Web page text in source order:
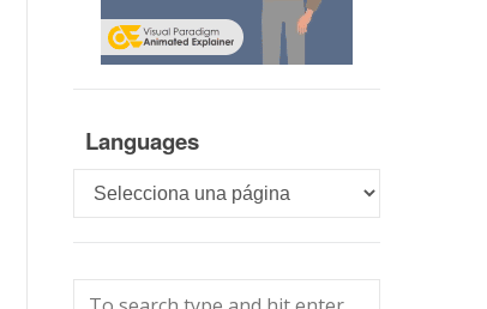
Languages
Languages